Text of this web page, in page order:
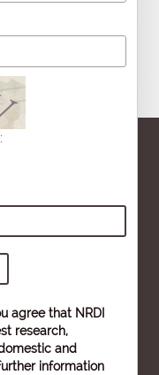
agree that NRDI
research,
and
information